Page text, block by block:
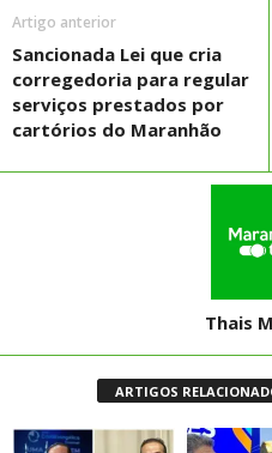
Artigo anterior
Sancionada Lei que cria
corregedoria para regular
serviços prestados por
cartórios do Maranhão
Thais
ARTIGOS